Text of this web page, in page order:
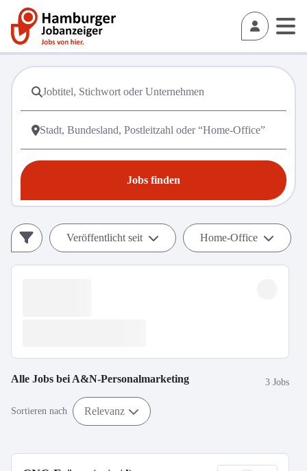
Jobs finden
Veröffentlicht seit Home-Office
Alle Jobs bei A&N-Personalmarketing 3 Jobs
Sortieren nach Relevanz